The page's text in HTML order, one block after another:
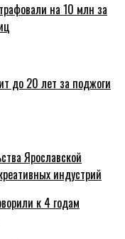
на 10 млн за
до 20 лет за поджоги
Ярославской
индустрий
к 4 годам